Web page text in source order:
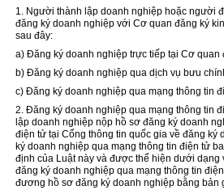
1. Người thành lập doanh nghiệp hoặc người
đăng ký doanh nghiệp với Cơ quan đăng ký
sau đây:
a) Đăng ký doanh nghiệp trực tiếp tại Cơ quan
b) Đăng ký doanh nghiệp qua dịch vụ bưu
c) Đăng ký doanh nghiệp qua mạng thông tin
2. Đăng ký doanh nghiệp qua mạng thông tin
lập doanh nghiệp nộp hồ sơ đăng ký doanh
điện tử tại Cổng thông tin quốc gia về đăng ký
ký doanh nghiệp qua mạng thông tin điện tử
định của Luật này và được thể hiện dưới dạng
đăng ký doanh nghiệp qua mạng thông tin
đương hồ sơ đăng ký doanh nghiệp bằng bản